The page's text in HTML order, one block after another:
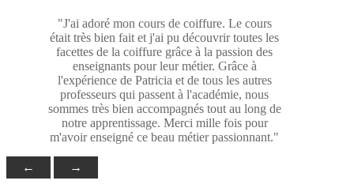
"J'ai adoré mon cours de coiffure. Le cours
était très bien fait et j'ai pu découvrir toutes les
facettes de la coiffure grâce à la passion des
enseignants pour leur métier. Grâce à
l'expérience de Patricia et de tous les autres
professeurs qui passent à l'académie, nous
sommes très bien accompagnés tout au long de
notre apprentissage. Merci mille fois pour
m'avoir enseigné ce beau métier passionnant."
← →